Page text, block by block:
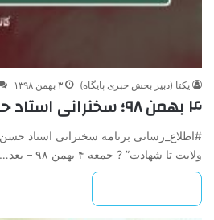
یکتا (دبیر بخش خبری پایگاه) ۳ بهمن ۱۳۹۸
۴ بهمن ۹۸؛ سخنرانی استاد حسن عباسی در کرج
#اطلاع_رسانی برنامه سخنرانی استاد
ولایت تا شهادت” ? جمعه ۴ بهمن ۹۸ – بعد…